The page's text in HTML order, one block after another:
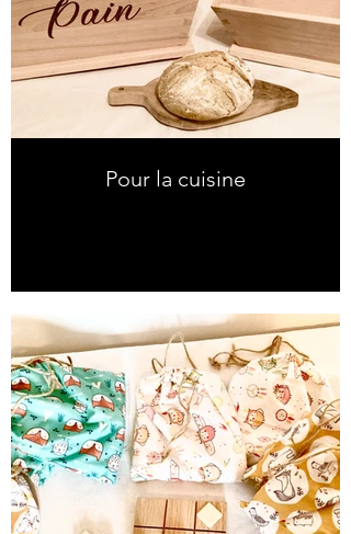
Pour la cuisine